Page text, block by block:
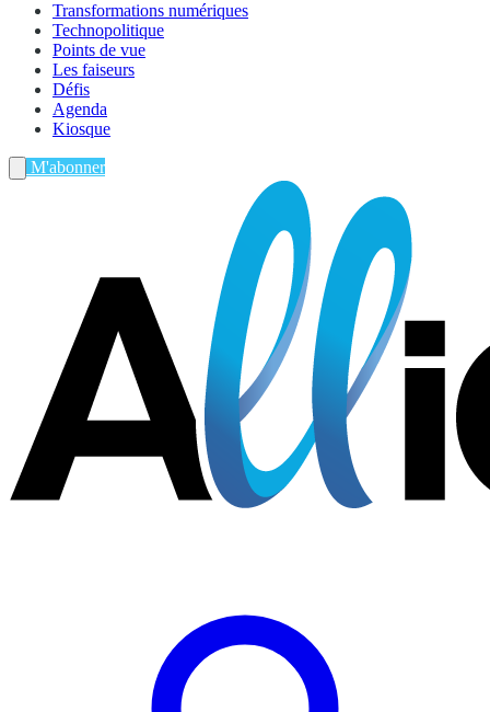
Transformations numériques
Technopolitique
Points de vue
Les faiseurs
Défis
Agenda
Kiosque
M'abonner